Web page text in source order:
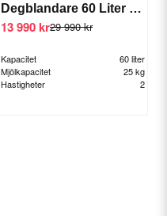
Degblandare 60 Liter 2 vxl/timer
Kapacitet
60 liter
Mjölkapacitet
25 kg
Hastigheter
2
29 990 kr
13 990 kr